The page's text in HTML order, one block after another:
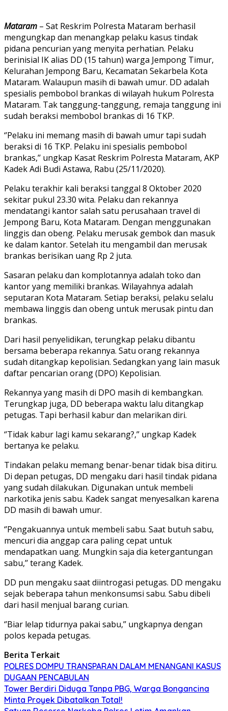
Mataram – Sat Reskrim Polresta Mataram berhasil
mengungkap dan menangkap pelaku kasus tindak
pidana pencurian yang menyita perhatian. Pelaku
berinisial IK alias DD (15 tahun) warga Jempong Timur,
Kelurahan Jempong Baru, Kecamatan Sekarbela Kota
Mataram. Walaupun masih di bawah umur. DD adalah
spesialis pembobol brankas di wilayah hukum Polresta
Mataram. Tak tanggung-tanggung, remaja tanggung ini
sudah beraksi membobol brankas di 16 TKP.
‘’Pelaku ini memang masih di bawah umur tapi sudah
beraksi di 16 TKP. Pelaku ini spesialis pembobol
brankas,’’ ungkap Kasat Reskrim Polresta Mataram, AKP
Kadek Adi Budi Astawa, Rabu (25/11/2020).
Pelaku terakhir kali beraksi tanggal 8 Oktober 2020
sekitar pukul 23.30 wita. Pelaku dan rekannya
mendatangi kantor salah satu perusahaan travel di
Jempong Baru, Kota Mataram. Dengan menggunakan
linggis dan obeng. Pelaku merusak gembok dan masuk
ke dalam kantor. Setelah itu mengambil dan merusak
brankas berisikan uang Rp 2 juta.
Sasaran pelaku dan komplotannya adalah toko dan
kantor yang memiliki brankas. Wilayahnya adalah
seputaran Kota Mataram. Setiap beraksi, pelaku selalu
membawa linggis dan obeng untuk merusak pintu dan
brankas.
Dari hasil penyelidikan, terungkap pelaku dibantu
bersama beberapa rekannya. Satu orang rekannya
sudah ditangkap kepolisian. Sedangkan yang lain masuk
daftar pencarian orang (DPO) Kepolisian.
Rekannya yang masih di DPO masih di kembangkan.
Terungkap juga, DD beberapa waktu lalu ditangkap
petugas. Tapi berhasil kabur dan melarikan diri.
‘’Tidak kabur lagi kamu sekarang?,’’ ungkap Kadek
bertanya ke pelaku.
Tindakan pelaku memang benar-benar tidak bisa ditiru.
Di depan petugas, DD mengaku dari hasil tindak pidana
yang sudah dilakukan. Digunakan untuk membeli
narkotika jenis sabu. Kadek sangat menyesalkan karena
DD masih di bawah umur.
‘’Pengakuannya untuk membeli sabu. Saat butuh sabu,
mencuri dia anggap cara paling cepat untuk
mendapatkan uang. Mungkin saja dia ketergantungan
sabu,’’ terang Kadek.
DD pun mengaku saat diintrogasi petugas. DD mengaku
sejak beberapa tahun menkonsumsi sabu. Sabu dibeli
dari hasil menjual barang curian.
‘’Biar lelap tidurnya pakai sabu,’’ ungkapnya dengan
polos kepada petugas.
Berita Terkait
POLRES DOMPU TRANSPARAN DALAM MENANGANI KASUS
DUGAAN PENCABULAN
Tower Berdiri Diduga Tanpa PBG, Warga Bongancina
Minta Proyek Dibatalkan Total!